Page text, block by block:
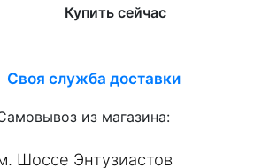
Купить сейчас
Своя служба доставки
из магазина:
Шоссе Энтузиастов